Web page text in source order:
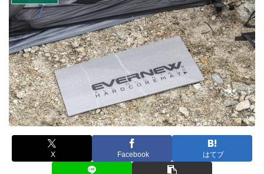
X Facebook はてブ